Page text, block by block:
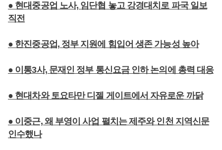
● 현대중공업 노사, 임단협 놓고 강경대치로 파국 일보
직전
● 한진중공업, 정부 지원에 힘입어 생존 가능성 높아
● 이통3사, 문재인 정부 통신요금 인하 논의에 총력 대응
● 현대차와 토요타만 디젤 게이트에서 자유로운 까닭
● 이중근, 왜 부영이 사업 펼치는 제주와 인천 지역신문
인수했나